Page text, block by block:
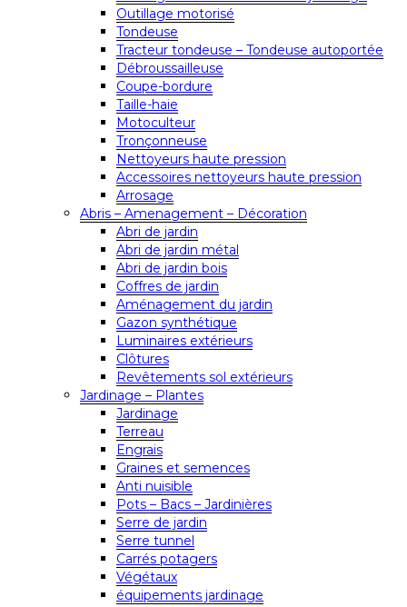
Outillage motorisé
Tondeuse
Tracteur tondeuse – Tondeuse autoportée
Débroussailleuse
Coupe-bordure
Taille-haie
Motoculteur
Tronçonneuse
Nettoyeurs haute pression
Accessoires nettoyeurs haute pression
Arrosage
Abris – Amenagement – Décoration
Abri de jardin
Abri de jardin métal
Abri de jardin bois
Coffres de jardin
Aménagement du jardin
Gazon synthétique
Luminaires extérieurs
Clôtures
Revêtements sol extérieurs
Jardinage – Plantes
Jardinage
Terreau
Engrais
Graines et semences
Anti nuisible
Pots – Bacs – Jardinières
Serre de jardin
Serre tunnel
Carrés potagers
Végétaux
équipements jardinage